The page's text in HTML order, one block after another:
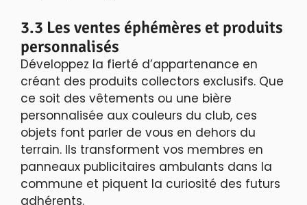
3.3 Les ventes éphémères et produits
personnalisés
Développez la fierté d’appartenance en
créant des produits collectors exclusifs. Que
ce soit des vêtements ou une bière
personnalisée aux couleurs du club, ces
objets font parler de vous en dehors du
terrain. Ils transforment vos membres en
panneaux publicitaires ambulants dans la
commune et piquent la curiosité des futurs
adhérents.